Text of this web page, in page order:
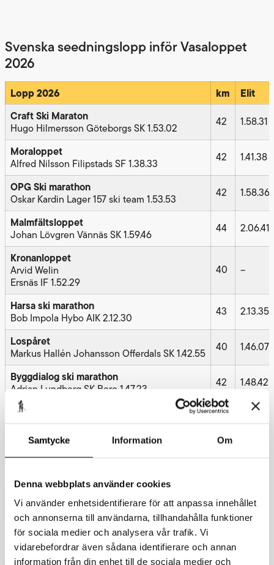
Samtycke Information Om
Denna webbplats använder cookies
Vi använder enhetsidentifierare för att anpassa innehållet
och annonserna till användarna, tillhandahålla funktioner
för sociala medier och analysera vår trafik. Vi
vidarebefordrar även sådana identifierare och annan
information från din enhet till de sociala medier och
Svenska seedningslopp inför Vasaloppet
2026
Lopp 2026 km
Elit
Craft Ski Maraton
Hugo Hilmersson Göteborgs SK 1.53.02 42 1.58.31
Moraloppet
Alfred Nilsson Filipstads SF 1.38.33 42 1.41.38
OPG Ski marathon
Oskar Kardin Lager 157 ski team 1.53.53 42 1.58.36
Malmfältsloppet
Johan Lövgren Vännäs SK 1.59.46 44 2.06.41
Kronanloppet
Arvid Welin
Ersnäs IF 1.52.29
40 –
Harsa ski marathon
Bob Impola Hybo AIK 2.12.30 43 2.13.35
Lospåret
Markus Hallén Johansson Offerdals SK 1.42.55 40 1.46.07
Byggdialog ski marathon
Adrian Lundberg SK Bore 1.47.23 42 1.48.42
ICA-loppet 40
Lövhultsloppet
Wictor Magnusson Broder
Malte Jutterdal Falun-Borlänge SK, 1.38.08 42 1.45.02
Camp Ripan-loppet
Daniel Larsson Gällivare EC, 2.11.26